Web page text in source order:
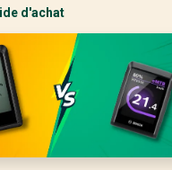
d'achat